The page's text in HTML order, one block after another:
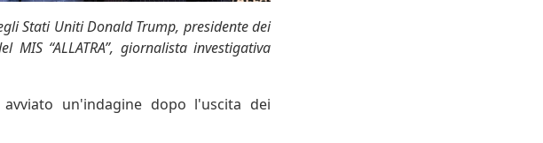
Stati Uniti Donald Trump, presidente dei
“ALLATRA”, giornalista investigativa
un'indagine dopo l'uscita dei